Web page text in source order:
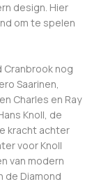
design. Hier
om te spelen
Cranbrook nog
Saarinen,
Charles en Ray
Knoll, de
kracht achter
voor Knoll
van modern
de Diamond